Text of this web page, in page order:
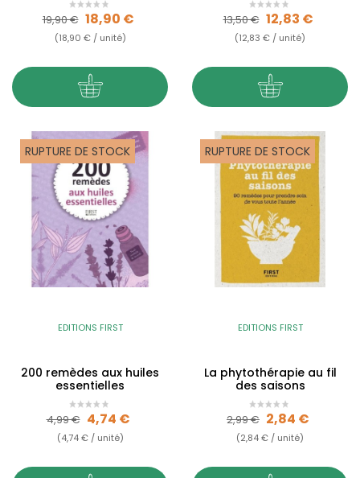
Prix de base
19,90 € Prix
18,90 €
(18,90 € / unité)
Prix de base
13,50 € Prix
12,83 €
(12,83 € / unité)
RUPTURE DE STOCK
EDITIONS FIRST
200 remèdes aux huiles
essentielles
Prix de base
4,99 € Prix
4,74 €
(4,74 € / unité)
RUPTURE DE STOCK
EDITIONS FIRST
La phytothérapie au fil
des saisons
Prix de base
2,99 € Prix
2,84 €
(2,84 € / unité)